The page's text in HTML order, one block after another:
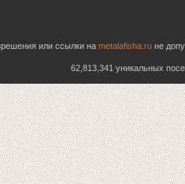
или ссылки на metalafisha.ru не
62,813,341 уникальных